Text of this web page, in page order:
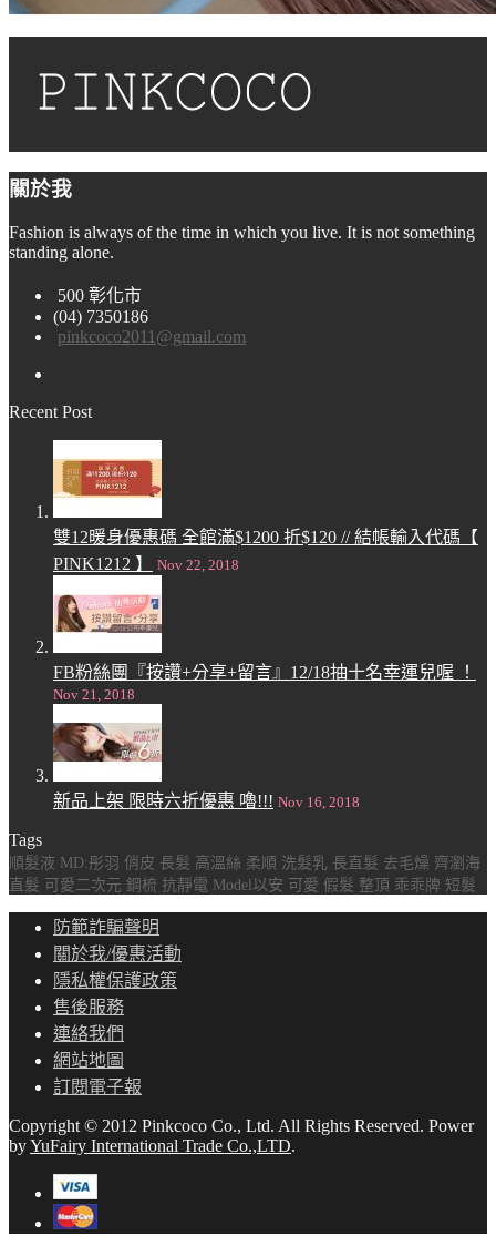
關於我
Fashion is always of the time in which you live. It is not something
standing alone.
500 彰化市
(04) 7350186
pinkcoco2011@gmail.com
Recent Post
雙12暖身優惠碼 全館滿$1200 折$120 // 結帳輸入代碼【
PINK1212 】
Nov 22, 2018
FB粉絲團『按讚+分享+留言』12/18抽十名幸運兒喔 ！
Nov 21, 2018
新品上架 限時六折優惠 嚕!!! Nov 16, 2018
Tags
順髮液 MD:彤羽 俏皮 長髮 高溫絲 柔順 洗髮乳 長直髮 去毛燥 齊瀏海
直髮 可愛二次元 鋼梳 抗靜電 Model以安 可愛 假髮 整頂 乖乖牌 短髮
防範詐騙聲明
關於我/優惠活動
隱私權保護政策
售後服務
連絡我們
網站地圖
訂閱電子報
Copyright © 2012 Pinkcoco Co., Ltd. All Rights Reserved. Power
byYuFairy International Trade Co.,LTD.